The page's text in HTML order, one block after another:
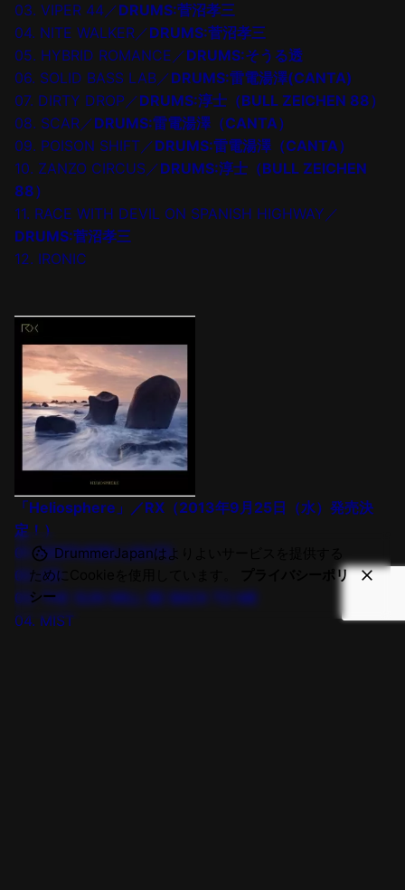
03. VIPER 44／DRUMS:菅沼孝三
04. NITE WALKER／DRUMS:菅沼孝三
05. HYBRID ROMANCE／DRUMS:そうる透
06. SOLID BASS LAB／DRUMS:雷電湯澤(CANTA)
07. DIRTY DROP／DRUMS:淳士（BULL ZEICHEN 88）
08. SCAR／DRUMS:雷電湯澤（CANTA）
09. POISON SHIFT／DRUMS:雷電湯澤（CANTA）
10. ZANZO CIRCUS／DRUMS:淳士（BULL ZEICHEN
88）
11. RACE WITH DEVIL ON SPANISH HIGHWAY／
DRUMS:菅沼孝三
12. IRONIC
「Heliosphere」／RX（2013年9月25日（水）発売決
定！）
01. NORTHERN LIGHTS
02. DB
03. THE SUN WILL BE BACK TO ME
04. MIST
DrummerJapanはよりよいサービスを提供する
ためにCookieを使用しています。
プライバシーポリ
シー